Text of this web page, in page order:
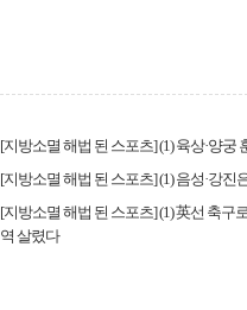
[지방소멸 해법 된 스포츠] (1) 육상·양궁
[지방소멸 해법 된 스포츠] (1) 음성·강진
[지방소멸 해법 된 스포츠] (1) 英선 축
역 살렸다